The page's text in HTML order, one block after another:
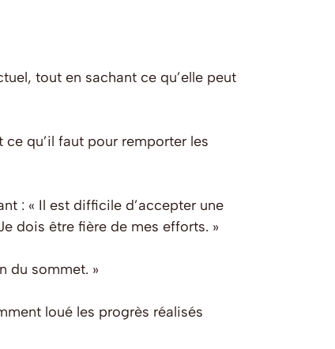
tout en sachant ce qu’elle peut
qu’il faut pour remporter les
: « Il est difficile d’accepter une
dois être fière de mes efforts. »
du sommet. »
loué les progrès réalisés